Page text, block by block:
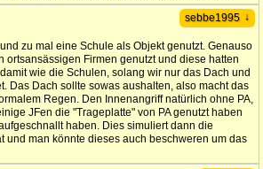
sebbe1995 ↓
zu mal eine Schule als Objekt genutzt. Genauso
ortsansässigen Firmen genutzt und diese hatten
wie die Schulen, solang wir nur das Dach und
Das Dach sollte sowas aushalten, also macht das
Regen. Den Innenangriff natürlich ohne PA,
JFen die "Trageplatte" von PA genutzt haben
haben. Dies simuliert dann die
und man könnte dieses auch beschweren um das